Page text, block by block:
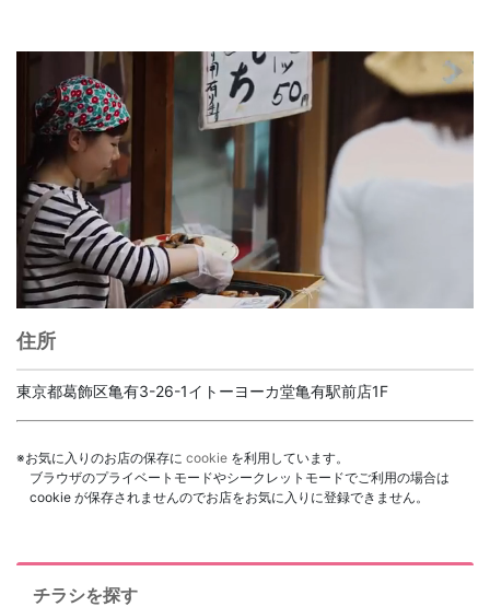
住所
東京都葛飾区亀有3-26-1イトーヨーカ堂亀有駅前店1F
※お気に入りのお店の保存に cookie を利用しています。
ブラウザのプライベートモードやシークレットモードでご利用の場合は
cookie が保存されませんのでお店をお気に入りに登録できません。
チラシを探す